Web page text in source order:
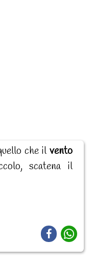
che il vento
scatena il